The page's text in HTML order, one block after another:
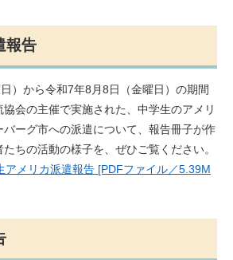
報告
）から令和7年8月8日（金曜日）の期間
会の主催で実施された、中学生のアメリ
ーグ市への派遣について、報告冊子が作
ちの活動の様子を、ぜひご覧ください。
アメリカ派遣報告 [PDFファイル／5.39M